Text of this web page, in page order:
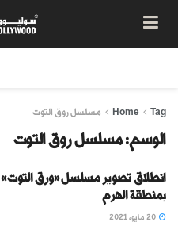
Home Tag مسلسل روق التوت
الوسم:مسلسل روق التوت
انطلاق تصوير مسلسل «ورق التوت»
بمنطقة الهرم